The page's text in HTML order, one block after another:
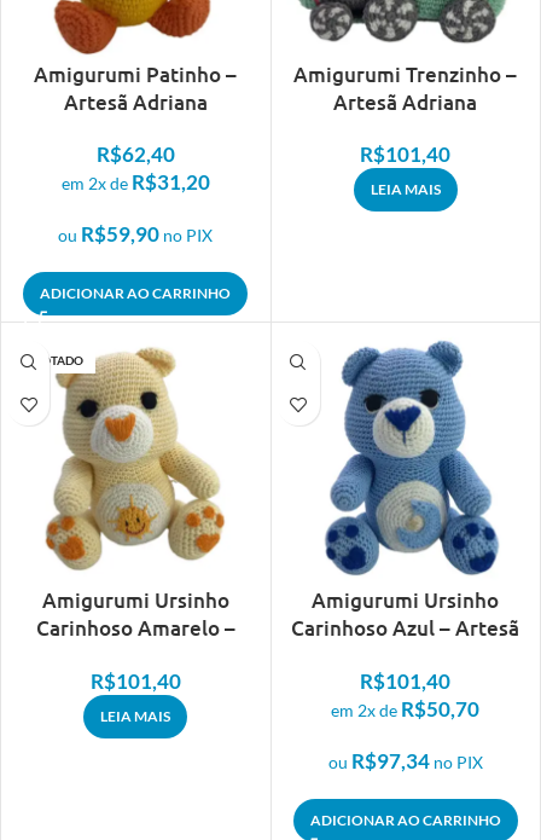
Amigurumi Patinho –
Artesã Adriana
R$62,40
em 2x de R$31,20
ou R$59,90 no PIX
ADICIONAR AO CARRINHO
Amigurumi Trenzinho –
Artesã Adriana
R$101,40
LEIA MAIS
ESGOTADO
Amigurumi Ursinho
Carinhoso Amarelo –
R$101,40
LEIA MAIS
Amigurumi Ursinho
Carinhoso Azul – Artesã
R$101,40
em 2x de R$50,70
ou R$97,34 no PIX
ADICIONAR AO CARRINHO